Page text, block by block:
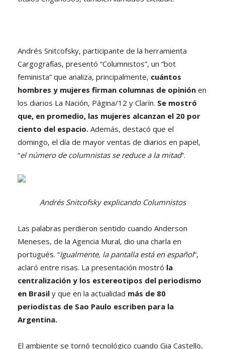
Andrés Snitcofsky, participante de la herramienta
Cargografías, presentó “Columnistos”, un “bot
feminista” que analiza, principalmente, cuántos
hombres y mujeres firman columnas de opinión en
los diarios La Nación, Página/12 y Clarín. Se mostró
que, en promedio, las mujeres alcanzan el 20 por
ciento del espacio. Además, destacó que el
domingo, el día de mayor ventas de diarios en papel,
“el número de columnistas se reduce a la mitad“.
Andrés Snitcofsky explicando Columnistos
Las palabras perdieron sentido cuando Anderson
Meneses, de la Agencia Mural, dio una charla en
portugués. “Igualmente, la pantalla está en español“,
aclaró entre risas. La presentación mostró la
centralización y los estereotipos del periodismo
en Brasil y que en la actualidad más de 80
periodistas de Sao Paulo escriben para la
Argentina.
El ambiente se tornó tecnológico cuando Gia Castello,